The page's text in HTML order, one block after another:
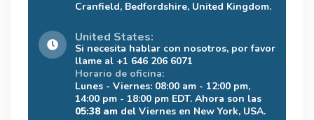
Cranfield, Bedfordshire, United Kingdom.
United States:
Si necesita hablar con nosotros, por favor
llame al +1 646 206 6071
Horario de oficina:
Lunes - Viernes: 08:00 am - 12:00 pm,
14:00 pm - 18:00 pm EDT. Ahora son las
05:38 am del Viernes en New York, USA.